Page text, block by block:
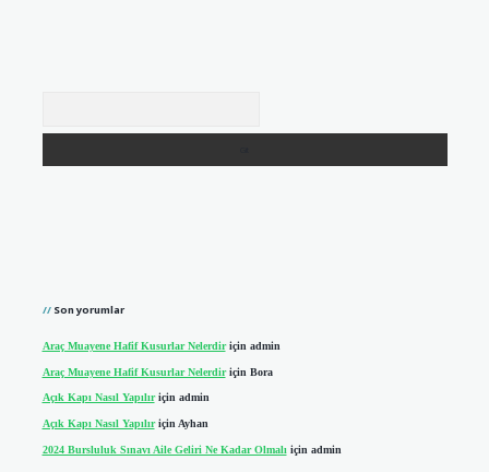
Son yorumlar
Araç Muayene Hafif Kusurlar Nelerdiriçin admin
Araç Muayene Hafif Kusurlar Nelerdiriçin Bora
Açık Kapı Nasıl Yapılıriçin admin
Açık Kapı Nasıl Yapılıriçin Ayhan
2024 Bursluluk Sınavı Aile Geliri Ne Kadar Olmalıiçin admin